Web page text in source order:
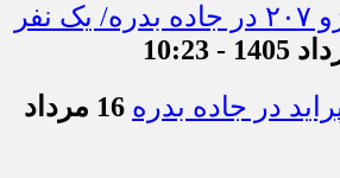
انحراف شدید پژو ۲۰۷ در جاده بدره/ یک نفر
در جاده بدره
16 مرداد